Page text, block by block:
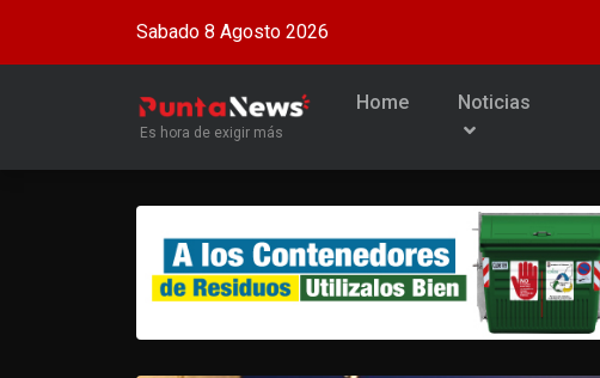
Sabado 8 Agosto 2026
Es hora de exigir más
Home Noticias